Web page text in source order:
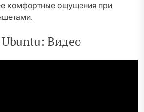
комфортные ощущения при
Видео